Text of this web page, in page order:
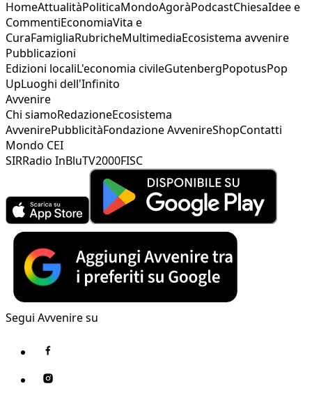
HomeAttualitàPoliticaMondoAgoràPodcastChiesaIdee e
CommentiEconomiaVita e
CuraFamigliaRubricheMultimediaEcosistema avvenire
Pubblicazioni
Edizioni localiL'economia civileGutenbergPopotusPop
UpLuoghi dell'Infinito
Avvenire
Chi siamoRedazioneEcosistema
AvvenirePubblicitàFondazione AvvenireShopContatti
Mondo CEI
SIRRadio InBluTV2000FISC
Segui Avvenire su